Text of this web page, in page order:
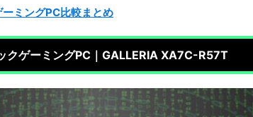
ミングPC比較まとめ
クゲーミングPC｜GALLERIA XA7C-R57T